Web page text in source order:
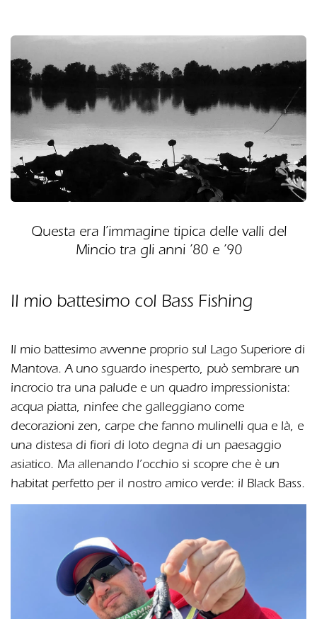
Questa era l’immagine tipica delle valli del
Mincio tra gli anni ’80 e ’90
Il mio battesimo col Bass Fishing
Il mio battesimo avvenne proprio sul Lago Superiore di
Mantova. A uno sguardo inesperto, può sembrare un
incrocio tra una palude e un quadro impressionista:
acqua piatta, ninfee che galleggiano come
decorazioni zen, carpe che fanno mulinelli qua e là, e
una distesa di fiori di loto degna di un paesaggio
asiatico. Ma allenando l’occhio si scopre che è un
habitat perfetto per il nostro amico verde: il Black Bass.